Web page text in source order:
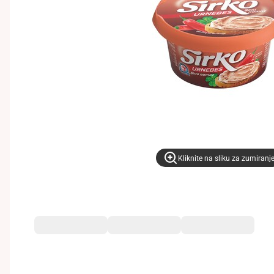
Kliknite na sliku za zumiranje